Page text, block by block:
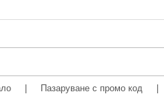
Пазаруване с промо код